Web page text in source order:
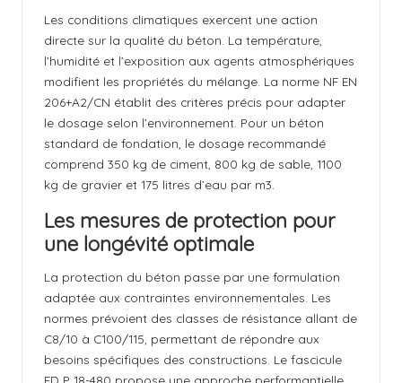
Les conditions climatiques exercent une action
directe sur la qualité du béton. La température,
l’humidité et l’exposition aux agents atmosphériques
modifient les propriétés du mélange. La norme NF EN
206+A2/CN établit des critères précis pour adapter
le dosage selon l’environnement. Pour un béton
standard de fondation, le dosage recommandé
comprend 350 kg de ciment, 800 kg de sable, 1100
kg de gravier et 175 litres d’eau par m3.
Les mesures de protection pour
une longévité optimale
La protection du béton passe par une formulation
adaptée aux contraintes environnementales. Les
normes prévoient des classes de résistance allant de
C8/10 à C100/115, permettant de répondre aux
besoins spécifiques des constructions. Le fascicule
FD P 18-480 propose une approche performantielle